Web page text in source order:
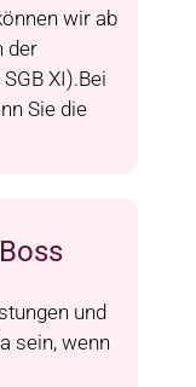
wir ab
der
XI).Bei
Sie die
und
sein, wenn